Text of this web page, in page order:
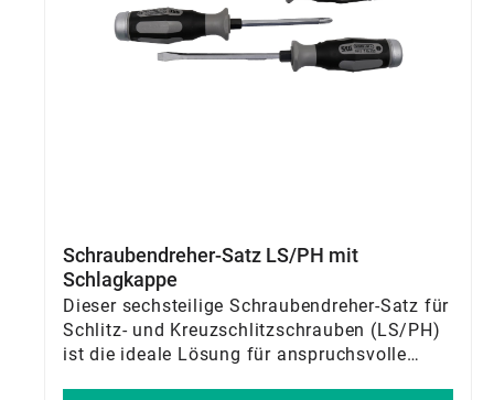
Schraubendreher-Satz LS/PH mit
Schlagkappe
Dieser sechsteilige Schraubendreher-Satz für
Schlitz- und Kreuzschlitzschrauben (LS/PH)
ist die ideale Lösung für anspruchsvolle